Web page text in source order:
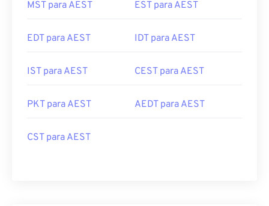
MST para AEST EST para AEST
EDT para AEST IDT para AEST
IST para AEST CEST para AEST
PKT para AEST AEDT para AEST
CST para AEST